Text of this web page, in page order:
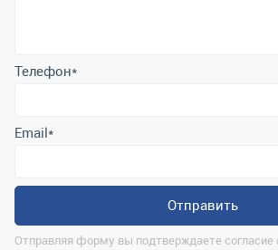
Отправляя форму вы подтверждаете согласие с
Контактная информация